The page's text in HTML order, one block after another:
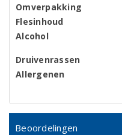
Omverpakking
Flesinhoud
Alcohol
Druivenrassen
Allergenen
Beoordelingen